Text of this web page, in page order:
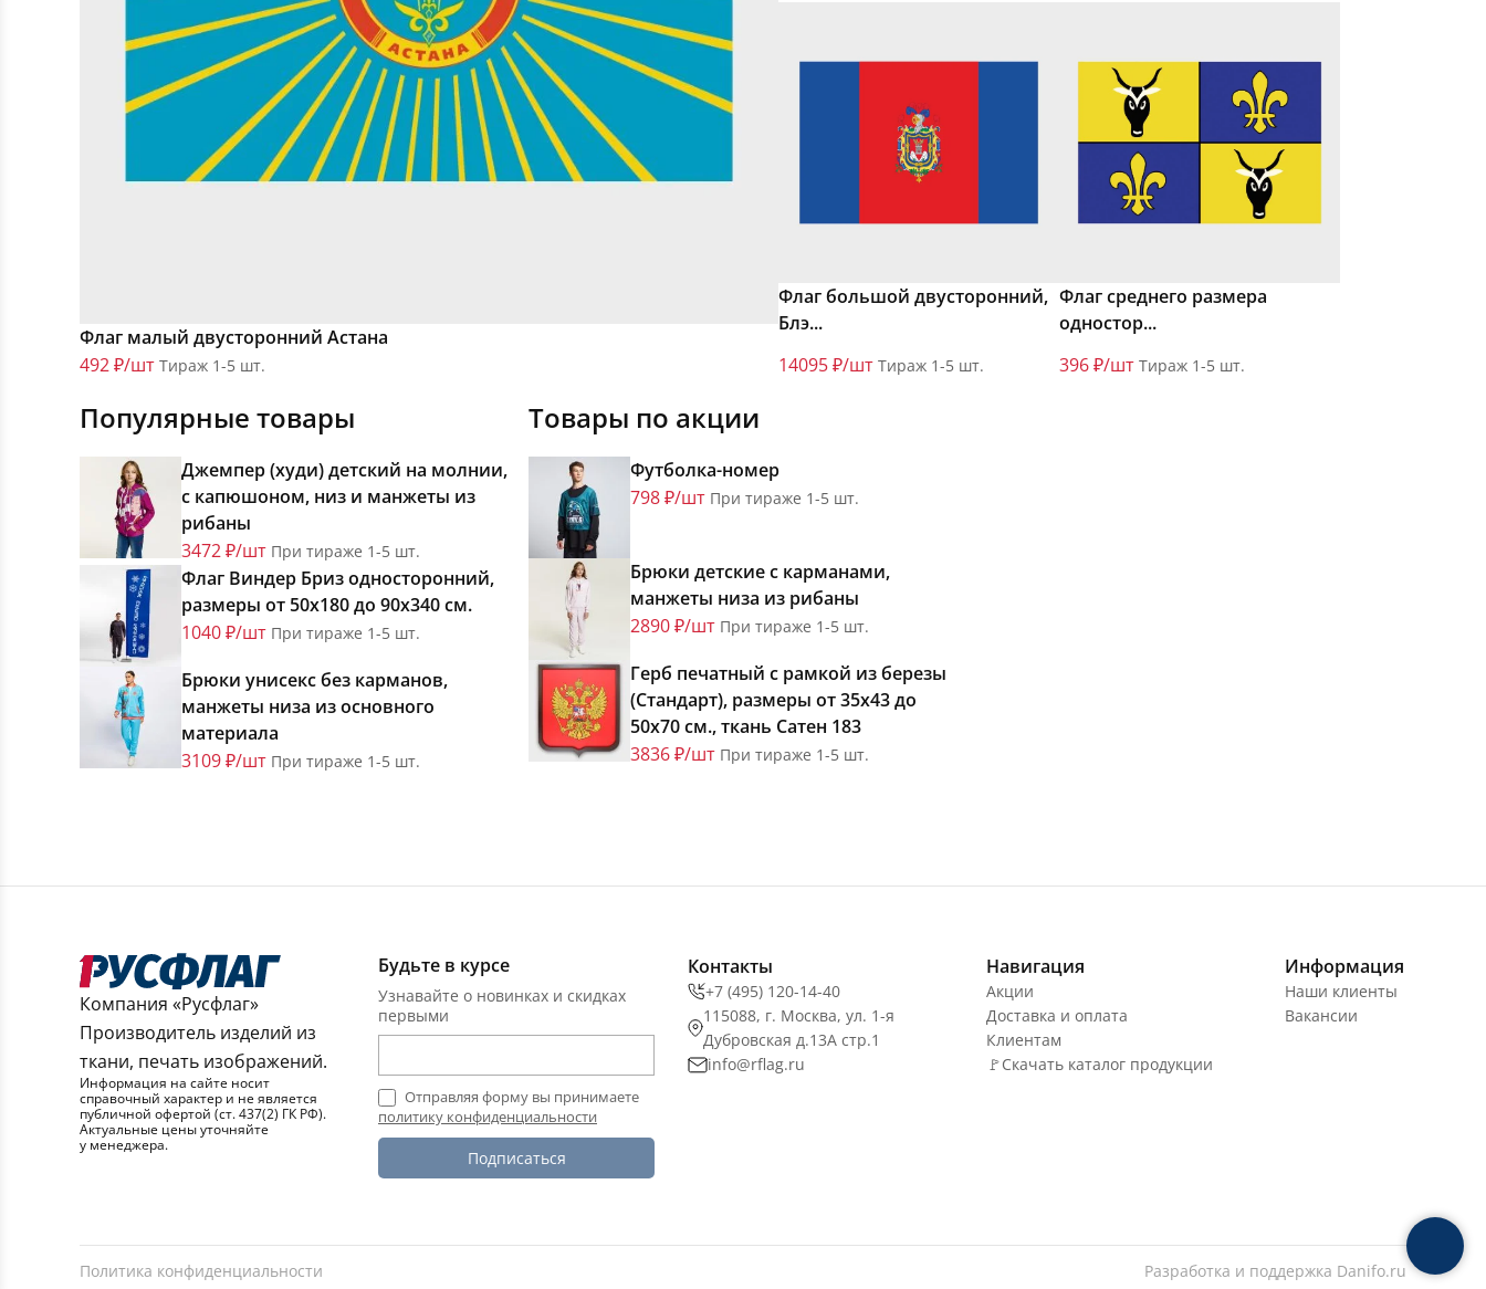
Флаг малый двусторонний Астана
492 ₽/шт Тираж 1-5 шт.
Флаг большой двусторонний,
Блэ...
14095 ₽/шт Тираж 1-5 шт.
Флаг среднего размера
одностор...
396 ₽/шт Тираж 1-5 шт.
Популярные товары
Джемпер (худи) детский на молнии,
с капюшоном, низ и манжеты из
рибаны
3472 ₽/шт При тираже 1-5 шт.
Флаг Виндер Бриз односторонний,
размеры от 50х180 до 90х340 см.
1040 ₽/шт При тираже 1-5 шт.
Брюки унисекс без карманов,
манжеты низа из основного
материала
3109 ₽/шт При тираже 1-5 шт.
Товары по акции
Футболка-номер
798 ₽/шт При тираже 1-5 шт.
Брюки детские с карманами,
манжеты низа из рибаны
2890 ₽/шт При тираже 1-5 шт.
Герб печатный с рамкой из березы
(Стандарт), размеры от 35х43 до
50х70 см., ткань Сатен 183
3836 ₽/шт При тираже 1-5 шт.
Компания «Русфлаг»
Производитель изделий из
ткани, печать изображений.
Информация на сайте носит
справочный характер и не является
публичной офертой (ст. 437(2) ГК РФ).
Актуальные цены уточняйте
у менеджера.
Будьте в курсе
Узнавайте о новинках и скидках
первыми
Отправляя форму вы принимаете
политику конфиденциальности
Подписаться
Контакты
+7 (495) 120-14-40
115088, г. Москва, ул. 1-я
Дубровская д.13А стр.1
info@rflag.ru
Навигация
Акции
Доставка и оплата
Клиентам
🚩Скачать каталог продукции
Информация
Наши клиенты
Вакансии
Политика конфиденциальности Разработка и поддержка Danifo.ru